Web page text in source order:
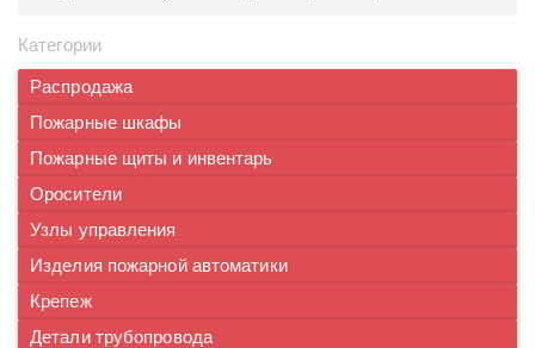
Категории
Распродажа
Пожарные шкафы
Пожарные щиты и инвентарь
Оросители
Узлы управления
Изделия пожарной автоматики
Крепеж
Детали трубопровода